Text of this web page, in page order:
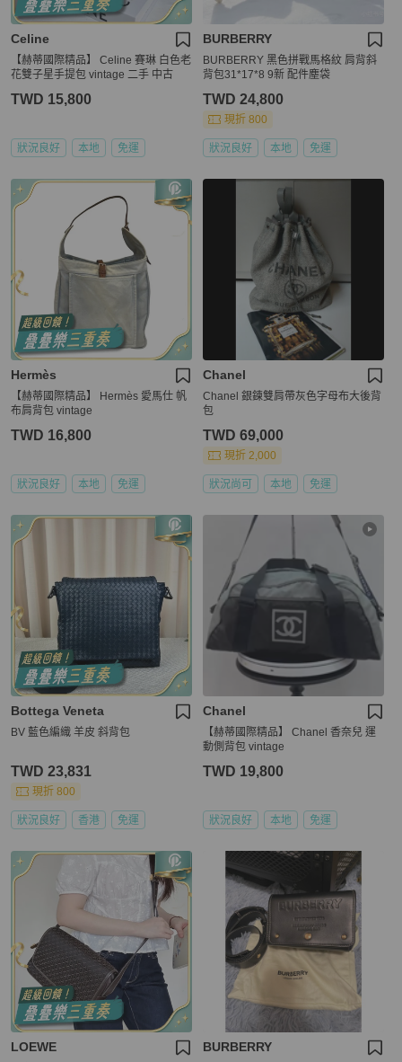
Celine
【赫蒂國際精品】 Celine 賽琳 白色老
花雙子星手提包 vintage 二手 中古
TWD 15,800
狀況良好 本地 免運
BURBERRY
BURBERRY 黑色拼戰馬格紋 肩背斜
背包31*17*8 9新 配件塵袋
TWD 24,800
現折 800
狀況良好 本地 免運
Hermès
【赫蒂國際精品】 Hermès 愛馬仕 帆
布肩背包 vintage
TWD 16,800
狀況良好 本地 免運
Chanel
Chanel 銀鍊雙肩帶灰色字母布大後背
包
TWD 69,000
現折 2,000
狀況尚可 本地 免運
Bottega Veneta
BV 藍色編織 羊皮 斜背包
TWD 23,831
現折 800
狀況良好 香港 免運
Chanel
【赫蒂國際精品】 Chanel 香奈兒 運
動側背包 vintage
TWD 19,800
狀況良好 本地 免運
LOEWE BURBERRY